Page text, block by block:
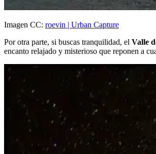
Imagen CC: roevin | Urban Capture
Por otra parte, si buscas tranquilidad, el Valle
encanto relajado y misterioso que reponen a